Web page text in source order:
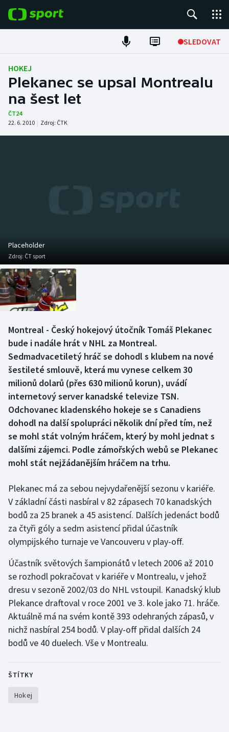
SLEDOVAT
Fotbal
Hokej
Tenis
Atletika
Basketbal
Biatlon
Boby a skeleton
Box
Curling
Dostihy
Florbal
Futsal
Golf
Gymnastika
Házená
Jezdectví
Krasobruslení
Lezení
Lyže a snowboard
Motorsport
Historické návraty
Aplikace ČT sport
AZ kvíz
HOKEJ
Plekanec se upsal Montrealu
na šest let
ČT24
22. 6. 2010 | Zdroj: ČTK
Placeholder
Zdroj: ČT sport
Montreal - Český hokejový útočník Tomáš Plekanec
bude i nadále hrát v NHL za Montreal.
Sedmadvacetiletý hráč se dohodl s klubem na nové
šestileté smlouvě, která mu vynese celkem 30
milionů dolarů (přes 630 milionů korun), uvádí
internetový server kanadské televize TSN.
Odchovanec kladenského hokeje se s Canadiens
dohodl na další spolupráci několik dní před tím, než
se mohl stát volným hráčem, který by mohl jednat s
dalšími zájemci. Podle zámořských webů se Plekanec
mohl stát nejžádanějším hráčem na trhu.
Plekanec má za sebou nejvydařenější sezonu v kariéře.
V základní části nasbíral v 82 zápasech 70 kanadských
bodů za 25 branek a 45 asistencí. Dalších jedenáct bodů
za čtyři góly a sedm asistencí přidal účastník
olympijského turnaje ve Vancouveru v play-off.
Účastník světových šampionátů v letech 2006 až 2010
se rozhodl pokračovat v kariéře v Montrealu, v jehož
dresu v sezoně 2002/03 do NHL vstoupil. Kanadský klub
Plekance draftoval v roce 2001 ve 3. kole jako 71. hráče.
Aktuálně má na svém kontě 393 odehraných zápasů, v
nichž nasbíral 254 bodů. V play-off přidal dalších 24
bodů ve 40 duelech. Vše v Montrealu.
ŠTÍTKY
Hokej